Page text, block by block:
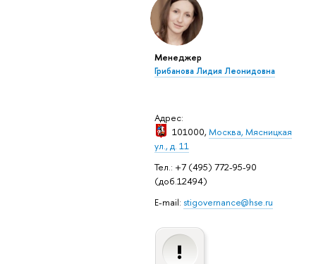
Менеджер
Грибанова Лидия Леонидовна
Адрес:
101000, Москва, Мясницкая
ул., д. 11
Тел.: +7 (495) 772-95-90
(доб.12494)
E-mail: stigovernance@hse.ru